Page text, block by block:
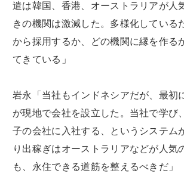
遣は韓国、香港、オーストラリアが人
きの機関は激減した。多様化している
から採用するか、どの機関に縁を作る
てきている」
岩永「当社もインドネシアだが、最初
が現地で会社を設立した。当社で学び
子の会社に入社する、というシステム
り出稼ぎはオーストラリアなどが人気
も、永住できる道筋を整えるべきだ」